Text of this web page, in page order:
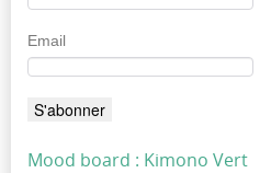
Email
Mood board : Kimono Vert